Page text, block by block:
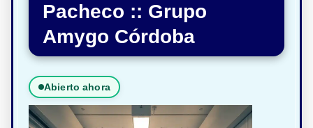
Pacheco :: Grupo
Amygo Córdoba
Abierto ahora